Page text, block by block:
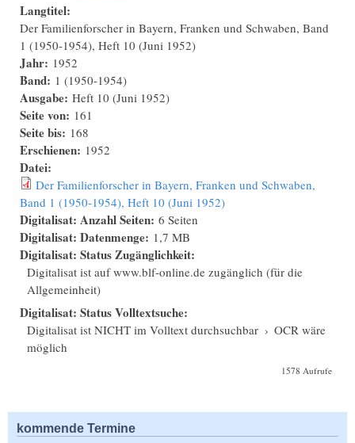
Langtitel:
Der Familienforscher in Bayern, Franken und Schwaben, Band
1 (1950-1954), Heft 10 (Juni 1952)
Jahr: 1952
Band: 1 (1950-1954)
Ausgabe: Heft 10 (Juni 1952)
Seite von: 161
Seite bis: 168
Erschienen: 1952
Datei:
Der Familienforscher in Bayern, Franken und Schwaben,
Band 1 (1950-1954), Heft 10 (Juni 1952)
Digitalisat: Anzahl Seiten: 6 Seiten
Digitalisat: Datenmenge: 1,7 MB
Digitalisat: Status Zugänglichkeit:
Digitalisat ist auf www.blf-online.de zugänglich (für die
Allgemeinheit)
Digitalisat: Status Volltextsuche:
Digitalisat ist NICHT im Volltext durchsuchbar › OCR wäre
möglich
1578 Aufrufe
kommende Termine